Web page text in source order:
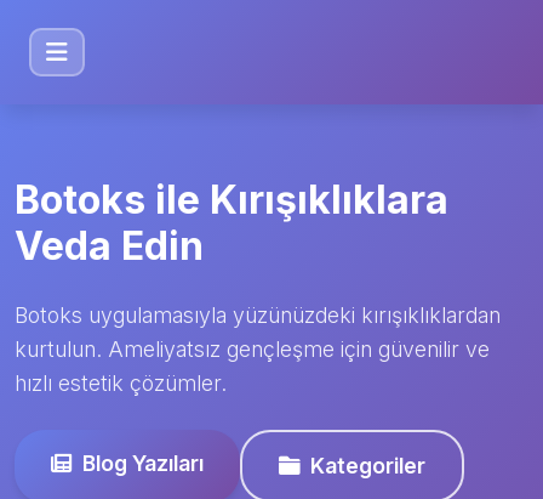
Botoks ile Kırışıklıklara
Veda Edin
Botoks uygulamasıyla yüzünüzdeki kırışıklıklardan
kurtulun. Ameliyatsız gençleşme için güvenilir ve
hızlı estetik çözümler.
Blog Yazıları Kategoriler